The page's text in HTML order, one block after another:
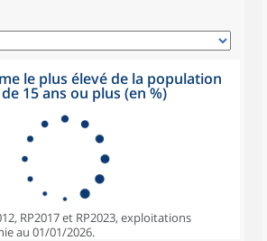
le plus élevé de la population
15 ans ou plus (en %)
RP2017 et RP2023, exploitations
au 01/01/2026.